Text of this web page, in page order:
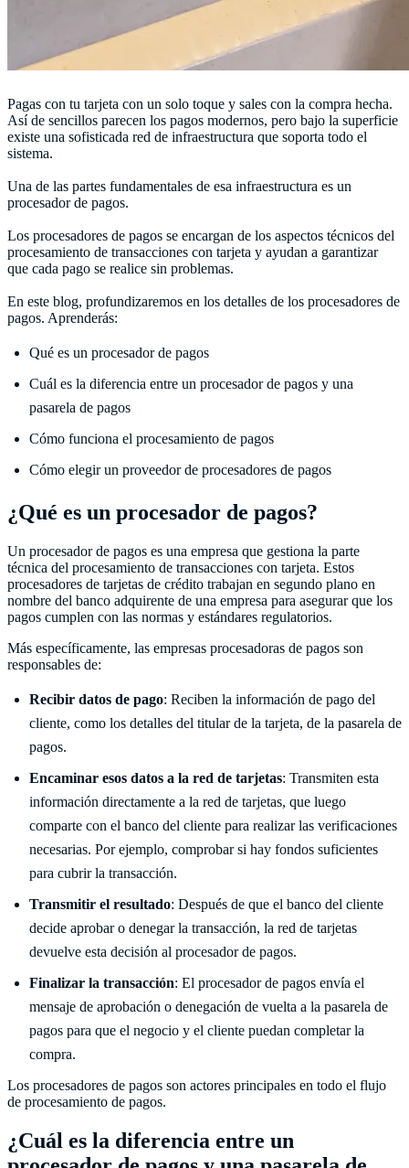
Pagas con tu tarjeta con un solo toque y sales con la compra hecha.
Así de sencillos parecen los pagos modernos, pero bajo la superficie
existe una sofisticada red de infraestructura que soporta todo el
sistema.
Una de las partes fundamentales de esa infraestructura es un
procesador de pagos.
Los procesadores de pagos se encargan de los aspectos técnicos del
procesamiento de transacciones con tarjeta y ayudan a garantizar
que cada pago se realice sin problemas.
En este blog, profundizaremos en los detalles de los procesadores de
pagos. Aprenderás:
Qué es un procesador de pagos
Cuál es la diferencia entre un procesador de pagos y una
pasarela de pagos
Cómo funciona el procesamiento de pagos
Cómo elegir un proveedor de procesadores de pagos
¿Qué es un procesador de pagos?
Un procesador de pagos es una empresa que gestiona la parte
técnica del procesamiento de transacciones con tarjeta. Estos
procesadores de tarjetas de crédito trabajan en segundo plano en
nombre del banco adquirente de una empresa para asegurar que los
pagos cumplen con las normas y estándares regulatorios.
Más específicamente, las empresas procesadoras de pagos son
responsables de:
Recibir datos de pago: Reciben la información de pago del
cliente, como los detalles del titular de la tarjeta, de la pasarela de
pagos.
Encaminar esos datos a la red de tarjetas: Transmiten esta
información directamente a la red de tarjetas, que luego
comparte con el banco del cliente para realizar las verificaciones
necesarias. Por ejemplo, comprobar si hay fondos suficientes
para cubrir la transacción.
Transmitir el resultado: Después de que el banco del cliente
decide aprobar o denegar la transacción, la red de tarjetas
devuelve esta decisión al procesador de pagos.
Finalizar la transacción: El procesador de pagos envía el
mensaje de aprobación o denegación de vuelta a la pasarela de
pagos para que el negocio y el cliente puedan completar la
compra.
Los procesadores de pagos son actores principales en todo el flujo
de procesamiento de pagos.
¿Cuál es la diferencia entre un